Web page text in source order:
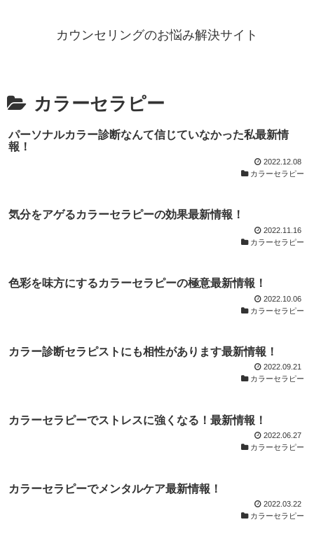
カウンセリングのお悩み解決サイト
カラーセラピー
パーソナルカラー診断なんて信じていなかった私最新情
報！
2022.12.08
カラーセラピー
気分をアゲるカラーセラピーの効果最新情報！
2022.11.16
カラーセラピー
色彩を味方にするカラーセラピーの極意最新情報！
2022.10.06
カラーセラピー
カラー診断セラピストにも相性があります最新情報！
2022.09.21
カラーセラピー
カラーセラピーでストレスに強くなる！最新情報！
2022.06.27
カラーセラピー
カラーセラピーでメンタルケア最新情報！
2022.03.22
カラーセラピー